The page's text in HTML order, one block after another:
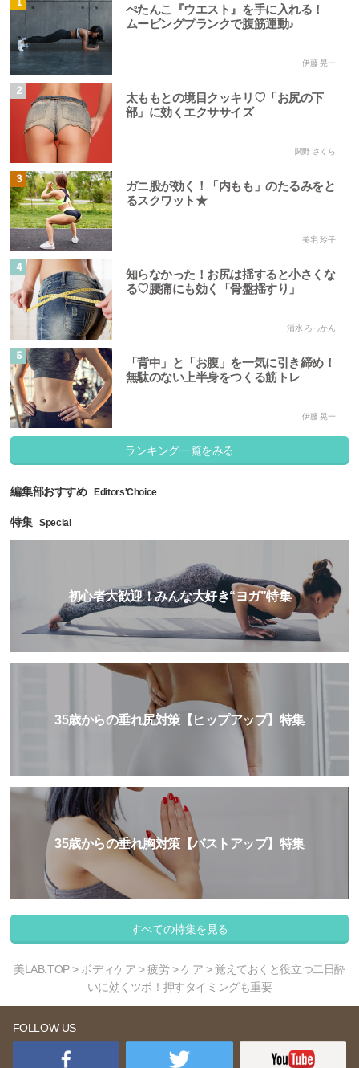
1
ぺたんこ『ウエスト』を手に入れる！
ムービングプランクで腹筋運動♪
伊藤 晃一
2
太ももとの境目クッキリ♡「お尻の下
部」に効くエクササイズ
関野 さくら
3
ガニ股が効く！「内もも」のたるみをと
るスクワット★
美宅 玲子
4
知らなかった！お尻は揺すると小さくな
る♡腰痛にも効く「骨盤揺すり」
清水 ろっかん
5
「背中」と「お腹」を一気に引き締め！
無駄のない上半身をつくる筋トレ
伊藤 晃一
ランキング一覧をみる
編集部おすすめ Editors'Choice
特集 Special
初心者大歓迎！みんな大好き“ヨガ”特集
35歳からの垂れ尻対策【ヒップアップ】特集
35歳からの垂れ胸対策【バストアップ】特集
すべての特集を見る
美LAB.TOP> ボディケア >疲労 >ケア > 覚えておくと役立つ二日酔
いに効くツボ！押すタイミングも重要
FOLLOW US